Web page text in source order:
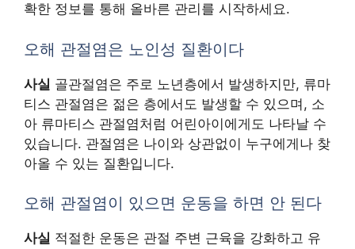
확한 정보를 통해 올바른 관리를 시작하세요.
오해 관절염은 노인성 질환이다
사실 골관절염은 주로 노년층에서 발생하지만, 류마
티스 관절염은 젊은 층에서도 발생할 수 있으며, 소
아 류마티스 관절염처럼 어린아이에게도 나타날 수
있습니다. 관절염은 나이와 상관없이 누구에게나 찾
아올 수 있는 질환입니다.
오해 관절염이 있으면 운동을 하면 안 된다
사실 적절한 운동은 관절 주변 근육을 강화하고 유